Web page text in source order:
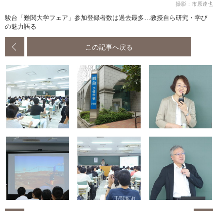
撮影：市原達也
駿台「難関大学フェア」参加登録者数は過去最多…教授自ら研究・学び
の魅力語る
この記事へ戻る